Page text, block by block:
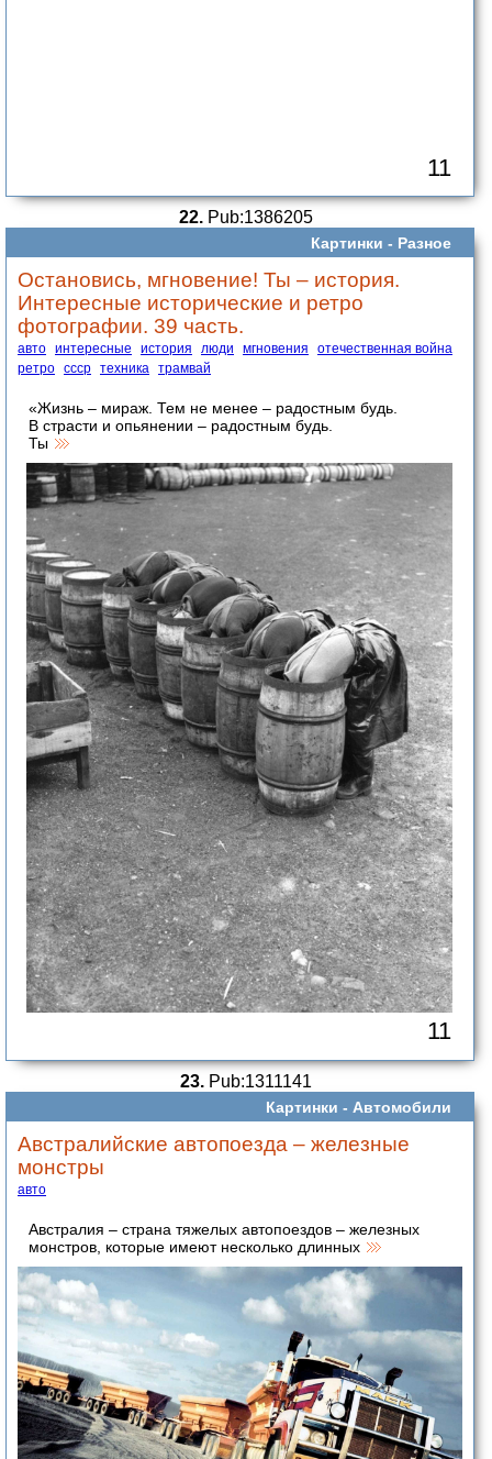
11
22. Pub:1386205
Картинки - Разное
Остановись, мгновение! Ты – история.
Интересные исторические и ретро
фотографии. 39 часть.
авто интересные история люди мгновения
отечественная война
ретро ссср техника трамвай
«Жизнь – мираж. Тем не менее – радостным будь.
В страсти и опьянении – радостным будь.
Ты
11
23. Pub:1311141
Картинки - Автомобили
Австралийские автопоезда – железные
монстры
авто
Австралия – страна тяжелых автопоездов – железных
монстров, которые имеют несколько длинных